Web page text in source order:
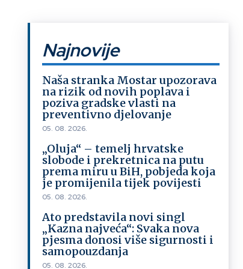
Najnovije
Naša stranka Mostar upozorava
na rizik od novih poplava i
poziva gradske vlasti na
preventivno djelovanje
05. 08. 2026.
„Oluja“ – temelj hrvatske
slobode i prekretnica na putu
prema miru u BiH, pobjeda koja
je promijenila tijek povijesti
05. 08. 2026.
Ato predstavila novi singl
„Kazna najveća“: Svaka nova
pjesma donosi više sigurnosti i
samopouzdanja
05. 08. 2026.